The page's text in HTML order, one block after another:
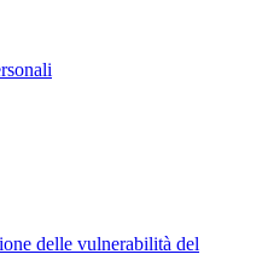
delle vulnerabilità del